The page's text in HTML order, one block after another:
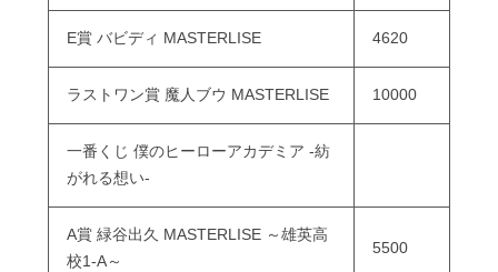
E賞 バビディ MASTERLISE 4620
ラストワン賞 魔人ブウ MASTERLISE 10000
一番くじ 僕のヒーローアカデミア -紡
がれる想い-
A賞 緑谷出久 MASTERLISE ～雄英高
校1-A～
5500